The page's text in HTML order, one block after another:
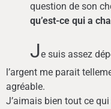
question de son
qu’est-ce qui a
Je suis assez
l’argent me parait
agréable.
J’aimais bien tout ce